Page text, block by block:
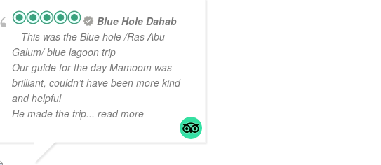
Blue Hole Dahab
- This was the Blue hole /Ras Abu
Galum/ blue lagoon trip
Our guide for the day Mamoom was
brilliant, couldn’t have been more kind
and helpful
He made the trip... read more